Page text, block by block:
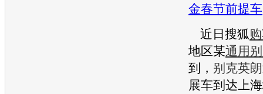
金春节前提车
近日搜狐
地区某通用
到， 别克英朗
展车到达上